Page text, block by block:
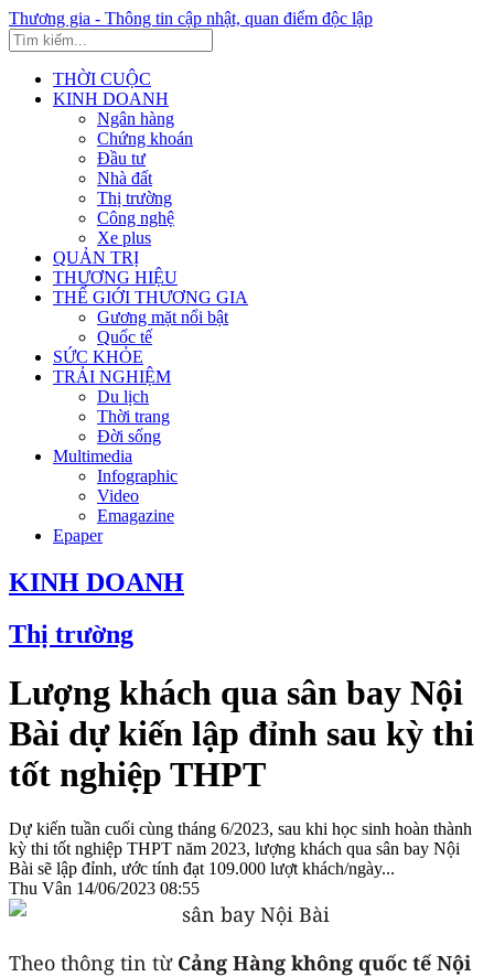
Thương gia - Thông tin cập nhật, quan điểm độc lập
THỜI CUỘC
KINH DOANH
Ngân hàng
Chứng khoán
Đầu tư
Nhà đất
Thị trường
Công nghệ
Xe plus
QUẢN TRỊ
THƯƠNG HIỆU
THẾ GIỚI THƯƠNG GIA
Gương mặt nổi bật
Quốc tế
SỨC KHỎE
TRẢI NGHIỆM
Du lịch
Thời trang
Đời sống
Multimedia
Infographic
Video
Emagazine
Epaper
KINH DOANH
Thị trường
Lượng khách qua sân bay Nội
Bài dự kiến lập đỉnh sau kỳ thi
tốt nghiệp THPT
Dự kiến tuần cuối cùng tháng 6/2023, sau khi học sinh hoàn thành
kỳ thi tốt nghiệp THPT năm 2023, lượng khách qua sân bay Nội
Bài sẽ lập đỉnh, ước tính đạt 109.000 lượt khách/ngày...
Thu Vân 14/06/2023 08:55
Theo thông tin từ Cảng Hàng không quốc tế Nội